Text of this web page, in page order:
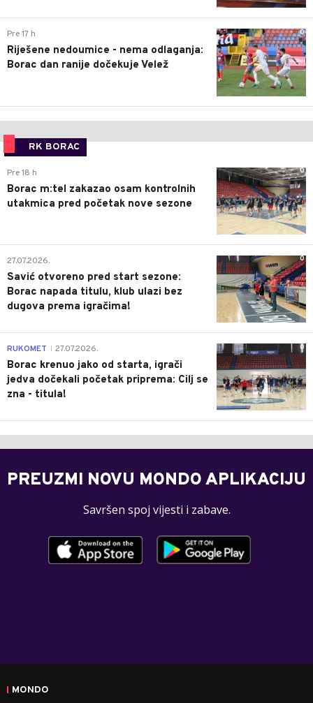
0
Pre 17 h
Riješene nedoumice - nema odlaganja:
Borac dan ranije dočekuje Velež
RK BORAC
0
Pre 18 h
Borac m:tel zakazao osam kontrolnih
utakmica pred početak nove sezone
0
27.07.2026.
Savić otvoreno pred start sezone:
Borac napada titulu, klub ulazi bez
dugova prema igračima!
0
RUKOMET 27.07.2026.
Borac krenuo jako od starta, igrači
jedva dočekali početak priprema: Cilj se
zna - titula!
PREUZMI NOVU MONDO APLIKACIJU
Savršen spoj vijesti i zabave.
MONDO